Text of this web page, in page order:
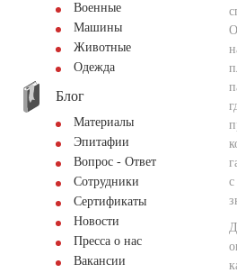
Военные
Машины
Животные
Одежда
Блог
Материалы
Эпитафии
Вопрос - Ответ
Сотрудники
Сертификаты
Новости
Пресса о нас
Вакансии